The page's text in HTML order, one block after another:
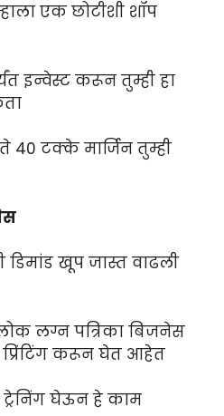
एक छोटीशी शॉप
इन्वेस्ट करून तुम्ही हा
40 टक्के मार्जिन तुम्ही
डिमांड खूप जास्त वाढली
लग्न पत्रिका बिजनेस
प्रिंटिंग करून घेत आहेत
ट्रेनिंग घेऊन हे काम